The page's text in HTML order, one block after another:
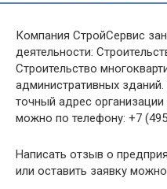
Компания СтройСервис
деятельности:
Строительство
административных
точный адрес
можно по телефону: +7
Написать отзыв о
или оставить заявку